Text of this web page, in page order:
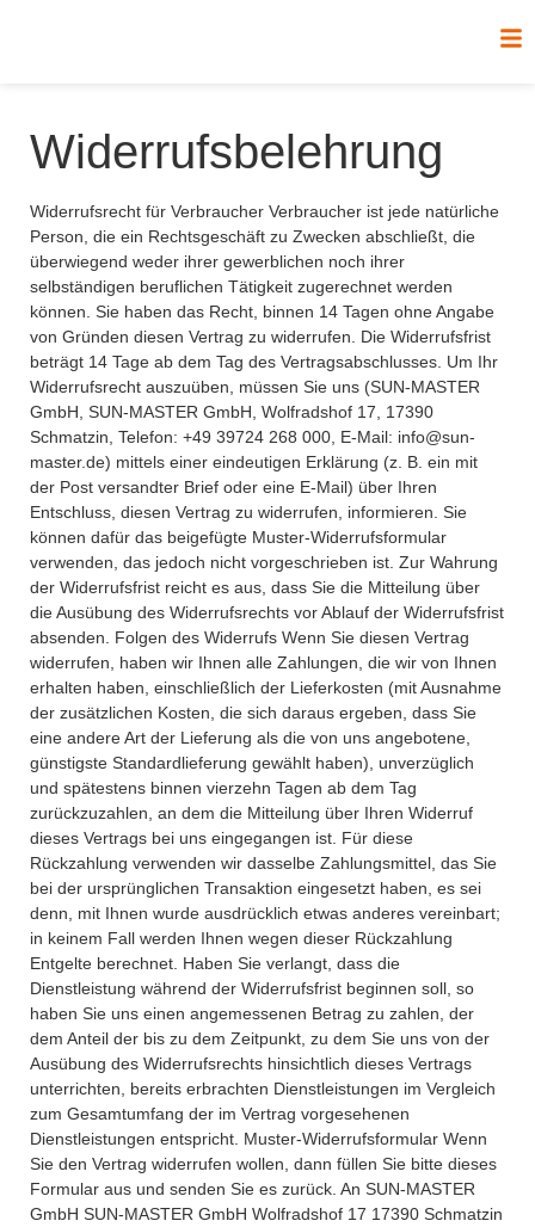
Widerrufsbelehrung
Widerrufsrecht für Verbraucher Verbraucher ist jede natürliche
Person, die ein Rechtsgeschäft zu Zwecken abschließt, die
überwiegend weder ihrer gewerblichen noch ihrer
selbständigen beruflichen Tätigkeit zugerechnet werden
können. Sie haben das Recht, binnen 14 Tagen ohne Angabe
von Gründen diesen Vertrag zu widerrufen. Die Widerrufsfrist
beträgt 14 Tage ab dem Tag des Vertragsabschlusses. Um Ihr
Widerrufsrecht auszuüben, müssen Sie uns (SUN-MASTER
GmbH, SUN-MASTER GmbH, Wolfradshof 17, 17390
Schmatzin, Telefon: +49 39724 268 000, E-Mail: info@sun-
master.de) mittels einer eindeutigen Erklärung (z. B. ein mit
der Post versandter Brief oder eine E-Mail) über Ihren
Entschluss, diesen Vertrag zu widerrufen, informieren. Sie
können dafür das beigefügte Muster-Widerrufsformular
verwenden, das jedoch nicht vorgeschrieben ist. Zur Wahrung
der Widerrufsfrist reicht es aus, dass Sie die Mitteilung über
die Ausübung des Widerrufsrechts vor Ablauf der Widerrufsfrist
absenden. Folgen des Widerrufs Wenn Sie diesen Vertrag
widerrufen, haben wir Ihnen alle Zahlungen, die wir von Ihnen
erhalten haben, einschließlich der Lieferkosten (mit Ausnahme
der zusätzlichen Kosten, die sich daraus ergeben, dass Sie
eine andere Art der Lieferung als die von uns angebotene,
günstigste Standardlieferung gewählt haben), unverzüglich
und spätestens binnen vierzehn Tagen ab dem Tag
zurückzuzahlen, an dem die Mitteilung über Ihren Widerruf
dieses Vertrags bei uns eingegangen ist. Für diese
Rückzahlung verwenden wir dasselbe Zahlungsmittel, das Sie
bei der ursprünglichen Transaktion eingesetzt haben, es sei
denn, mit Ihnen wurde ausdrücklich etwas anderes vereinbart;
in keinem Fall werden Ihnen wegen dieser Rückzahlung
Entgelte berechnet. Haben Sie verlangt, dass die
Dienstleistung während der Widerrufsfrist beginnen soll, so
haben Sie uns einen angemessenen Betrag zu zahlen, der
dem Anteil der bis zu dem Zeitpunkt, zu dem Sie uns von der
Ausübung des Widerrufsrechts hinsichtlich dieses Vertrags
unterrichten, bereits erbrachten Dienstleistungen im Vergleich
zum Gesamtumfang der im Vertrag vorgesehenen
Dienstleistungen entspricht. Muster-Widerrufsformular Wenn
Sie den Vertrag widerrufen wollen, dann füllen Sie bitte dieses
Formular aus und senden Sie es zurück. An SUN-MASTER
GmbH SUN-MASTER GmbH Wolfradshof 17 17390 Schmatzin